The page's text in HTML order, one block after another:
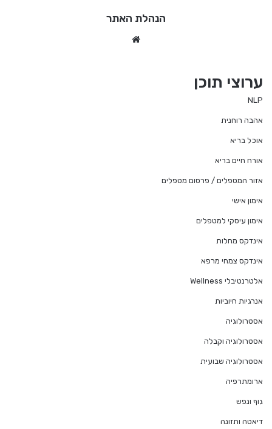
הנהלת האתר
ערוצי תוכן
NLP
אהבה רוחנית
אוכל בריא
אורח חיים בריא
אזור המטפלים / פרסום מטפלים
אימון אישי
אימון עיסקי למטפלים
אינדקס מחלות
אינדקס צמחי מרפא
אלטרנטיבלי Wellness
אנרגיות חיוביות
אסטרולוגיה
אסטרולוגיה וקבלה
אסטרולוגיה שבועית
ארומתרפיה
גוף ונפש
דיאטה ותזונה